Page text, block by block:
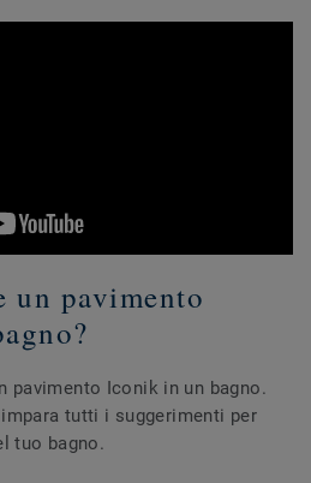
un pavimento
pavimento Iconik in un bagno.
tutti i suggerimenti per
tuo bagno.